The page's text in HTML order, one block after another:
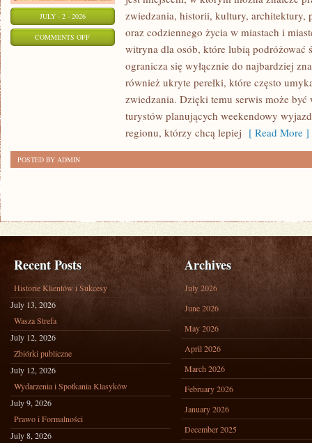
JULY - 2 - 2026
COMMENTS OFFON
zwiedzania, historii, kultury, architektury,
oraz codziennego życia w miastach i
witryna dla osób, które lubią podróżować
ogranicza się wyłącznie do najbardziej
również ukryte perełki, które często
zwiedzania. Dzięki temu serwis może
turystów planujących weekendowy
regionu, którzy chcą lepiej [ Read More ]
POSTED BY ADMIN
Recent Posts
Historie Klientów i Sukcesy
July 13, 2026
Wasza Strefa
July 12, 2026
Zbiórki publiczne
July 12, 2026
Wydarzenia i Spotkania Klasyków
July 9, 2026
Prawo i Formalności
July 8, 2026
Archives
July 2026
June 2026
May 2026
April 2026
March 2026
February 2026
January 2026
December 2025